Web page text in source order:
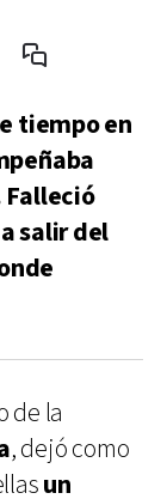
tiempo en
Falleció
salir del
de la
, dejó como
un